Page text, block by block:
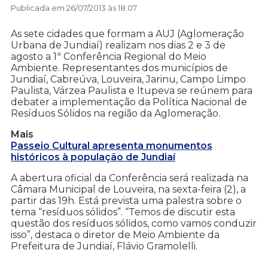
Publicada em 26/07/2013 às 18:07
As sete cidades que formam a AUJ (Aglomeração
Urbana de Jundiaí) realizam nos dias 2 e 3 de
agosto a 1ª Conferência Regional do Meio
Ambiente. Representantes dos municípios de
Jundiaí, Cabreúva, Louveira, Jarinu, Campo Limpo
Paulista, Várzea Paulista e Itupeva se reúnem para
debater a implementação da Política Nacional de
Resíduos Sólidos na região da Aglomeração.
Mais
Passeio Cultural apresenta monumentos
históricos à população de Jundiaí
A abertura oficial da Conferência será realizada na
Câmara Municipal de Louveira, na sexta-feira (2), a
partir das 19h. Está prevista uma palestra sobre o
tema “resíduos sólidos”. “Temos de discutir esta
questão dos resíduos sólidos, como vamos conduzir
isso”, destaca o diretor de Meio Ambiente da
Prefeitura de Jundiaí, Flávio Gramolelli.